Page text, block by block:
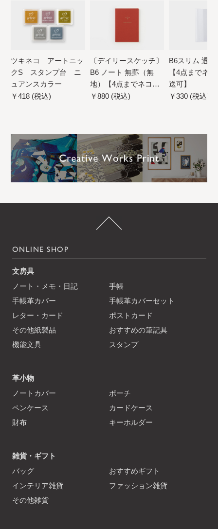
ツキネコ アートニッ
クS スタンプ台 ニ
ュアンスカラー
￥418 (税込)
〔デイリースケッチ〕
B6 ノート 無罫（無
地）【4点までネコポ
ス配送可】
￥880 (税込)
B6スリム 透
【4点までネ
送可】
￥330 (税込)
ONLINE SHOP
文房具
ノート・メモ・日記
手帳
手帳革カバー
手帳革カバーセット
レター・カード
ポストカード
その他紙製品
おすすめの筆記具
機能文具
スタンプ
革小物
ノートカバー
ポーチ
ペンケース
カードケース
財布
キーホルダー
雑貨・ギフト
バッグ
おすすめギフト
インテリア雑貨
ファッション雑貨
その他雑貨